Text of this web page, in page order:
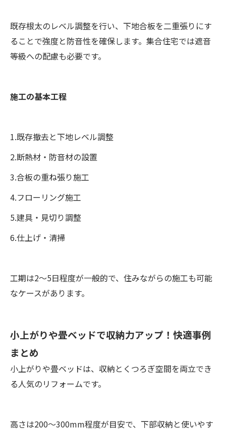
既存根太のレベル調整を行い、下地合板を二重張りにす
ることで強度と防音性を確保します。集合住宅では遮音
等級への配慮も必要です。
施工の基本工程
1.既存撤去と下地レベル調整
2.断熱材・防音材の設置
3.合板の重ね張り施工
4.フローリング施工
5.建具・見切り調整
6.仕上げ・清掃
工期は2〜5日程度が一般的で、住みながらの施工も可能
なケースがあります。
小上がりや畳ベッドで収納力アップ！快適事例
まとめ
小上がりや畳ベッドは、収納とくつろぎ空間を両立でき
る人気のリフォームです。
高さは200〜300mm程度が目安で、下部収納と使いやす